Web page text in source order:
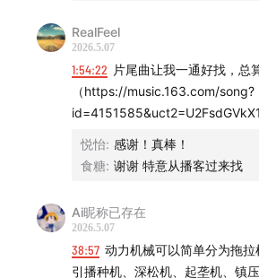
40:23 地不是我的，我不是地主，
在中国大豆进口来源地种，
收割开彩票
在俄罗斯种地的可选作物：
52:54 算账
守夜人 和 时间观
RealFeel
2026.5.07
1:54:22 片尾曲让我一通好找，
（https://music.163.com/song?
悦怡: 感谢！真棒！
食糖: 谢谢 特意从播客过来找
Ai昵称已存在
2026.5.07
38:57 动力机械可以简单分为拖
引播种机、深松机、起垄机、镇